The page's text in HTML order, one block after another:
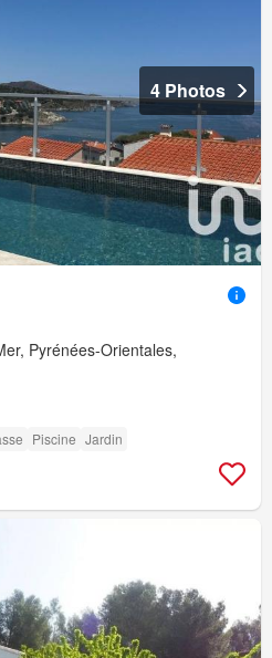
4 Photos
Pyrénées-Orientales,
Piscine Jardin